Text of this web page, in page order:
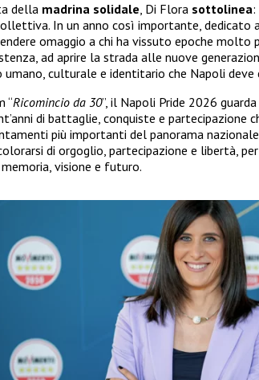
della madrina solidale, Di Flora sottolinea
In un anno così importante, dedicato
omaggio a chi ha vissuto epoche
ad aprire la strada alle nuove
umano, culturale e identitario che Napoli deve
“Ricomincio da 30”, il Napoli Pride 2026
di battaglie, conquiste e partecipazione
più importanti del panorama
di orgoglio, partecipazione e libertà,
memoria, visione e futuro.